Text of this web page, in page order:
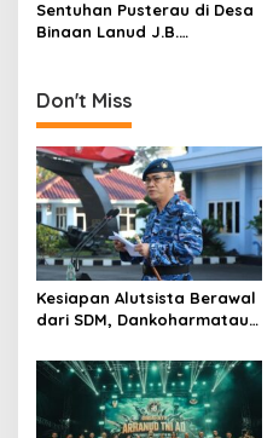
n
Sentuhan Pusterau di Desa
Binaan Lanud J.B.
Kesehatan
Don't Miss
Kesiapan Alutsista Berawal
dari SDM, Dankoharmatau
dan Budaya Keselamatan